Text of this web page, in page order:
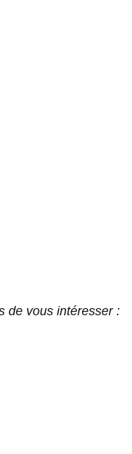
de vous intéresser :